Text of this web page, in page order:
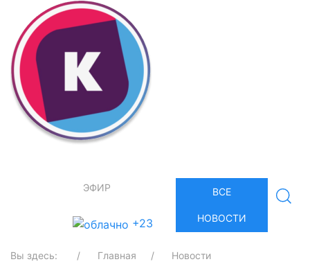
ЭФИР
+23
ВСЕ
НОВОСТИ
Вы здесь: Главная Новости